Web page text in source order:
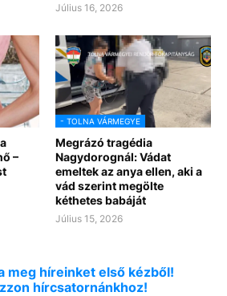
Július 16, 2026
–
- TOLNA VÁRMEGYE
Megrázó tragédia
Nagydorognál: Vádat
emeltek az anya ellen, aki a
vád szerint megölte
kéthetes babáját
Július 15, 2026
meg híreinket első kézből!
hírcsatornánkhoz!